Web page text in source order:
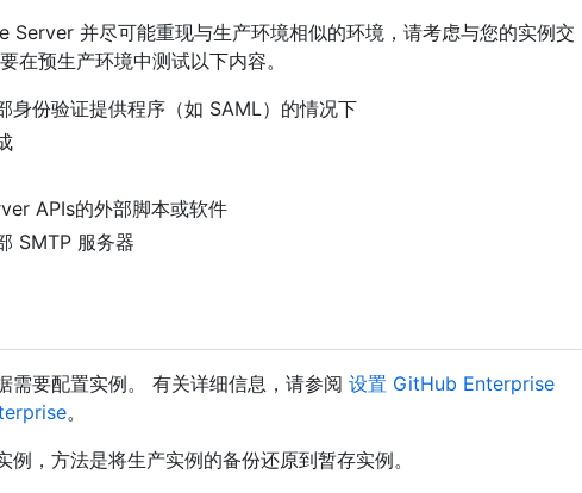
并尽可能重现与生产环境相似的环境，请考虑与您的实例交
在预生产环境中测试以下内容。
身份验证提供程序（如 SAML）的情况下
APIs的外部脚本或软件
SMTP 服务器
需要配置实例。 有关详细信息，请参阅 设置 GitHub Enterprise
。
，方法是将生产实例的备份还原到暂存实例。